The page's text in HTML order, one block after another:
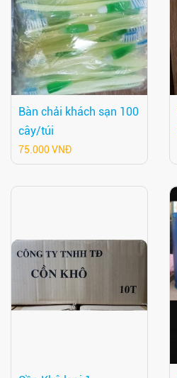
Bàn chải khách sạn 100
cây/túi
75.000 VNĐ